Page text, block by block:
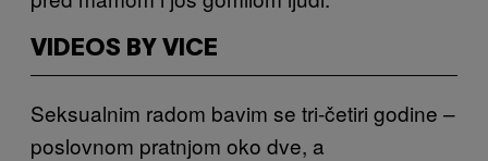
VIDEOS BY VICE
Seksualnim radom bavim se tri-četiri godine –
poslovnom pratnjom oko dve, a